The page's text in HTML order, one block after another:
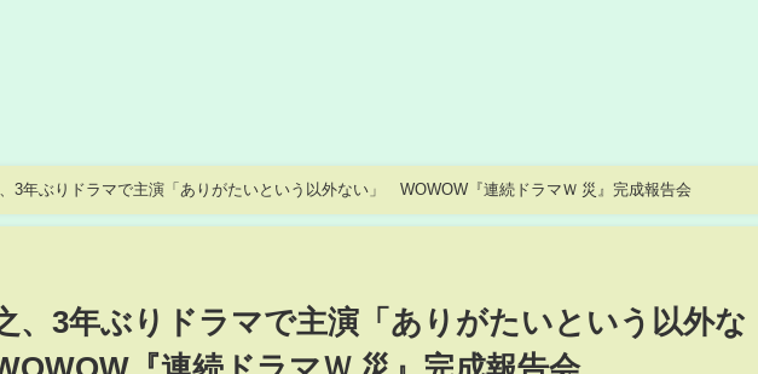
3年ぶりドラマで主演「ありがたいという以外ない」 WOWOW『連続ドラマＷ 災』完成報告会
、3年ぶりドラマで主演「ありがたいという以外な
『連続ドラマＷ 災』完成報告会